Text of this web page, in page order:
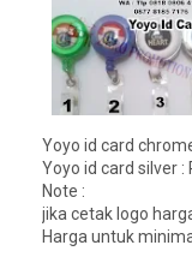
Yoyo id card
Yoyo id card silver
Note :
jika cetak logo
Harga untuk